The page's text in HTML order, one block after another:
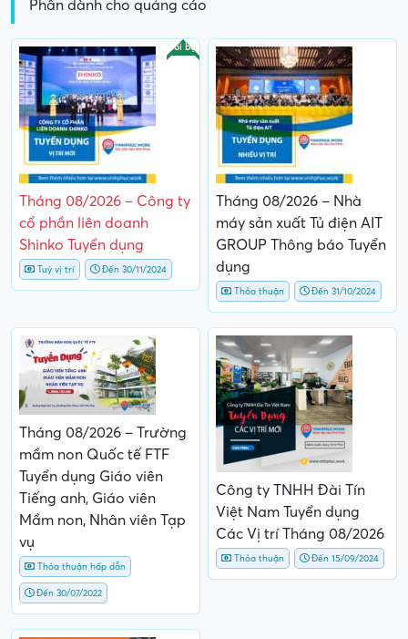
Phần dành cho quảng cáo
Nổi bật
Tháng 08/2026 – Công ty
cổ phần liên doanh
Shinko Tuyển dụng
Tuỳ vị trí Đến 30/11/2024
Tháng 08/2026 – Nhà
máy sản xuất Tủ điện AIT
GROUP Thông báo Tuyển
dụng
Thỏa thuận Đến 31/10/2024
Tháng 08/2026 – Trường
mầm non Quốc tế FTF
Tuyển dụng Giáo viên
Tiếng anh, Giáo viên
Mầm non, Nhân viên Tạp
vụ
Thỏa thuận hấp dẫn
Đến 30/07/2022
Công ty TNHH Đài Tín
Việt Nam Tuyển dụng
Các Vị trí Tháng 08/2026
Thỏa thuận Đến 15/09/2024